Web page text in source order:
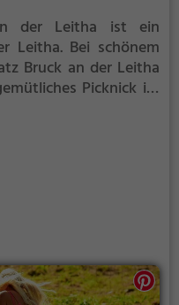
der Leitha ist ein
Leitha. Bei schönem
Bruck an der Leitha
Picknick im
der Picknickplatz
Ort, um die